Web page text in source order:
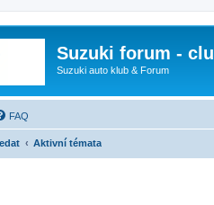
Suzuki forum -
Suzuki auto klub & Forum
FAQ
Aktivní témata